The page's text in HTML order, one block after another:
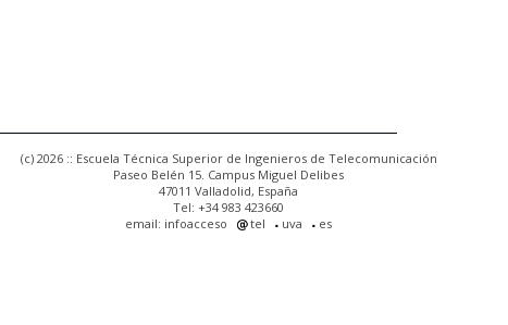
(c) 2026 :: Escuela Técnica Superior de Ingenieros de Telecomunicación
Paseo Belén 15. Campus Miguel Delibes
47011 Valladolid, España
Tel: +34 983 423660
email: infoacceso
tel uva es